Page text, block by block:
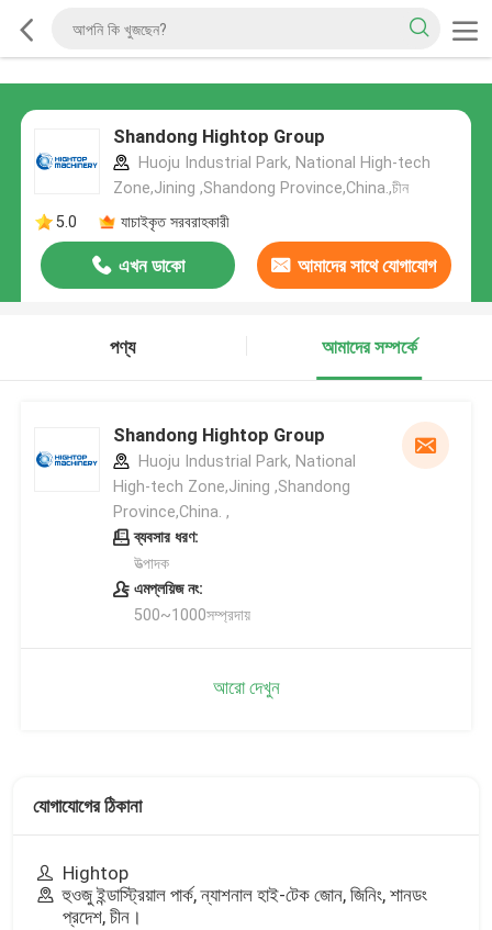
Shandong Hightop Group
Huoju Industrial Park, National High-tech
Zone,Jining ,Shandong Province,China.,চীন
5.0
যাচাইকৃত সরবরাহকারী
এখন ডাকো আমাদের সাথে যোগাযোগ
পণ্য
আমাদের সম্পর্কে
Shandong Hightop Group
Huoju Industrial Park, National
High-tech Zone,Jining ,Shandong
Province,China. ,
ব্যবসার ধরণ:
উত্পাদক
এমপ্লয়িজ নং:
500~1000সম্প্রদায়
আরো দেখুন
যোগাযোগের ঠিকানা
Hightop
হুওজু ইন্ডাস্ট্রিয়াল পার্ক, ন্যাশনাল হাই-টেক জোন, জিনিং, শানডং
প্রদেশ, চীন।